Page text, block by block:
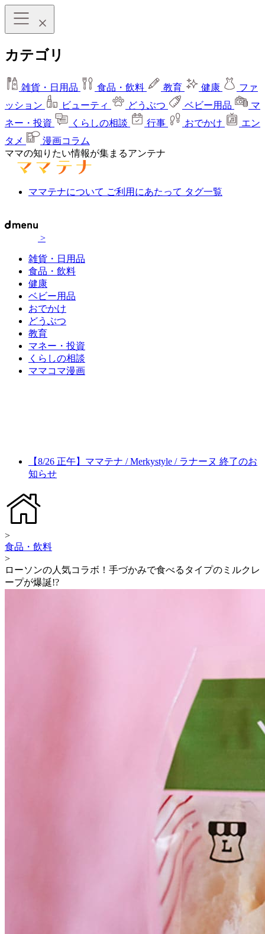
カテゴリ
雑貨・日用品 食品・飲料 教育 健康
ファ
ッション
ビューティ どうぶつ ベビー用品
マ
ネー・投資
くらしの相談 行事 おでかけ
エン
タメ
漫画コラム
ママの知りたい情報が集まるアンテナ
ママテナについて ご利用にあたって タグ一覧
>
雑貨・日用品
食品・飲料
健康
ベビー用品
おでかけ
どうぶつ
教育
マネー・投資
くらしの相談
ママコマ漫画
【8/26 正午】ママテナ / Merkystyle / ラナーヌ 終了のお
知らせ
>
食品・飲料
>
ローソンの人気コラボ！手づかみで食べるタイプのミルクレ
ープが爆誕!?